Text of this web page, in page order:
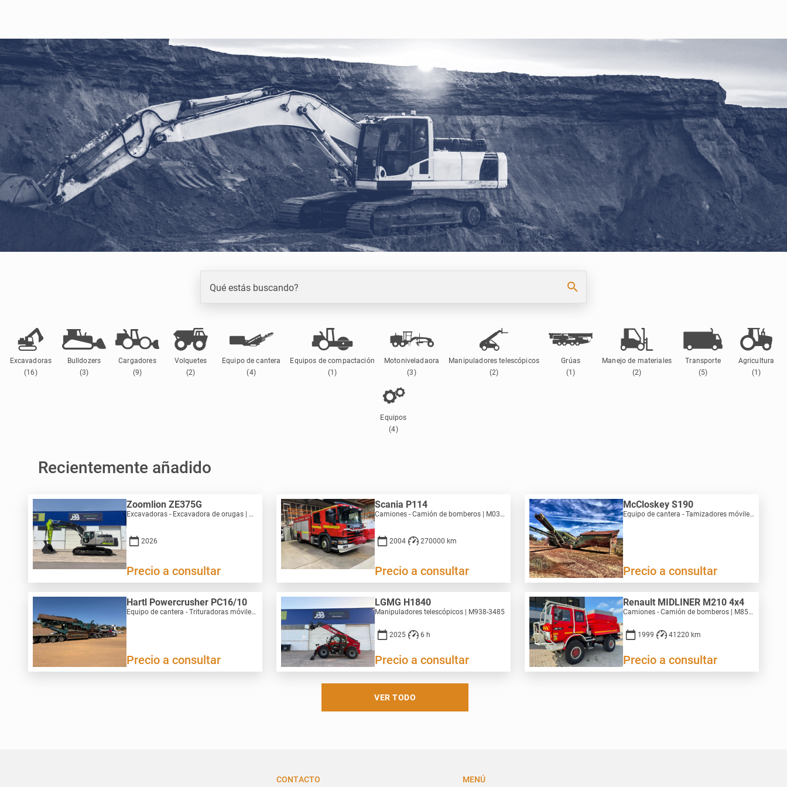
Qué estás buscando? search
Excavadoras
(16)
Bulldozers
(3)
Cargadores
(9)
Volquetes
(2)
Equipo de cantera
(4)
Equipos de compactación
(1)
Motoniveladaora
(3)
Manipuladores telescópicos
(2)
Grúas
(1)
Manejo de materiales
(2)
Transporte
(5)
Agricultura
(1)
Equipos
(4)
Recientemente añadido
Zoomlion ZE375G
Excavadoras - Excavadora de orugas | M892-9092
2026
Precio a consultar
Scania P114
Camiones - Camión de bomberos | M030-0241
2004 270000 km
Precio a consultar
McCloskey S190
Equipo de cantera - Tamizadores móviles | M869-2483
Precio a consultar
Hartl Powercrusher PC16/10
Equipo de cantera - Trituradoras móviles | M025-3936
Precio a consultar
LGMG H1840
Manipuladores telescópicos | M938-3485
2025 6 h
Precio a consultar
Renault MIDLINER M210 4x4
Camiones - Camión de bomberos | M859-4646
1999 41220 km
Precio a consultar
VER TODO
CONTACTO MENÚ